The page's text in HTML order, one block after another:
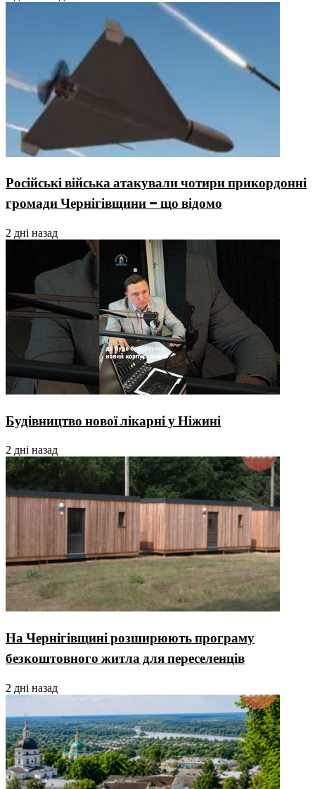
Російські війська атакували чотири прикордонні
громади Чернігівщини – що відомо
2 дні назад
Будівництво нової лікарні у Ніжині
2 дні назад
На Чернігівщині розширюють програму
безкоштовного житла для переселенців
2 дні назад